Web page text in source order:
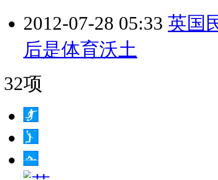
2012-07-28 05:33 英国
后是体育沃土
32项